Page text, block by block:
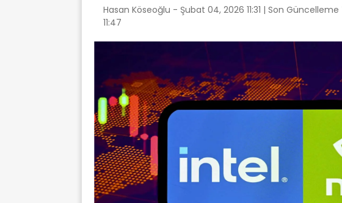
Hasan Köseoğlu - Şubat 04, 2026 11:31 | Son Güncelleme
11:47